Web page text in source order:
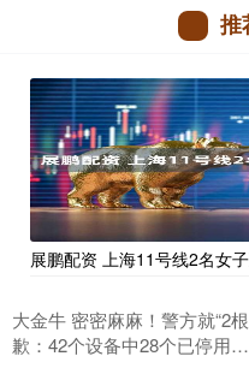
推
展鹏配资 上海11号线2名女
大金牛 密密麻麻！警方就“2
歉：42个设备中28个已停